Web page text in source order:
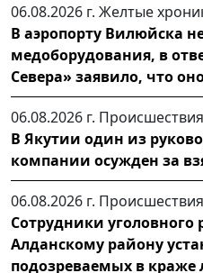
06.08.2026 г. Желтые
В аэропорту Вилюйска
медоборудования, в
Севера» заявило, что
06.08.2026 г. Происшествия
В Якутии один из
компании осужден за
06.08.2026 г. Происшествия
Сотрудники
Алданскому району
подозреваемых в